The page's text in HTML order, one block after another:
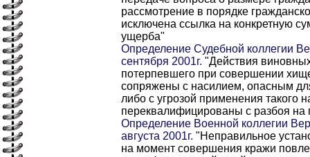
рассмотрение в порядке
исключена ссылка на конкретную
ущерба"
Определение Судебной коллегии
сентября 2001г. "Действия
потерпевшего при совершении
сопряжены с насилием, опасным
либо с угрозой применения такого
переквалифицированы с разбоя на
Определение Военной коллегии
августа 2001г. "Неправильное
на момент совершения кражи